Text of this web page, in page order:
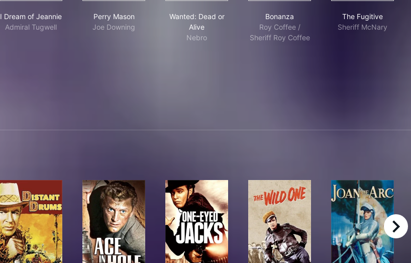
I Dream of Jeannie
Admiral Tugwell
Perry Mason
Joe Downing
Wanted: Dead or
Alive
Nebro
Bonanza
Roy Coffee /
Sheriff Roy Coffee
The Fugitive
Sheriff McNary
right